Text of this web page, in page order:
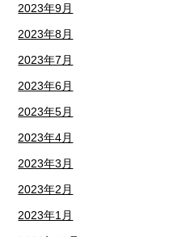
2023年9月
2023年8月
2023年7月
2023年6月
2023年5月
2023年4月
2023年3月
2023年2月
2023年1月